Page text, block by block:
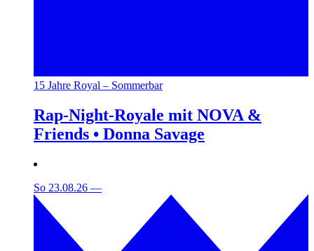
15 Jahre Royal – Sommerbar
Rap-Night-Royale mit NOVA &
Friends • Donna Savage
So 23.08.26 —